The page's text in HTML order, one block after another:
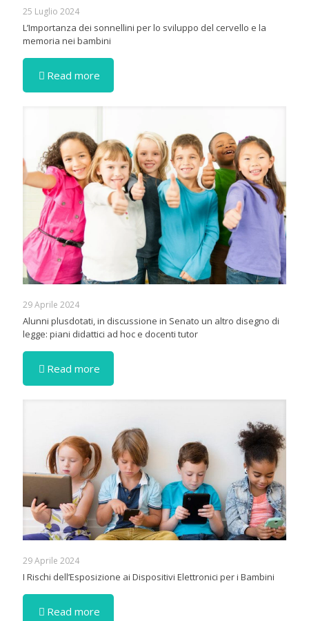
25 Luglio 2024
L’Importanza dei sonnellini per lo sviluppo del cervello e la
memoria nei bambini
Read more
29 Aprile 2024
Alunni plusdotati, in discussione in Senato un altro disegno di
legge: piani didattici ad hoc e docenti tutor
Read more
29 Aprile 2024
I Rischi dell’Esposizione ai Dispositivi Elettronici per i Bambini
Read more